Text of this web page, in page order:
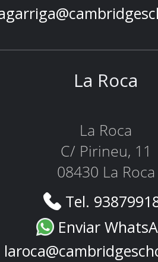
La Roca
La Roca
C/ Pirineu, 11
08430 La Roca
Tel.
Enviar